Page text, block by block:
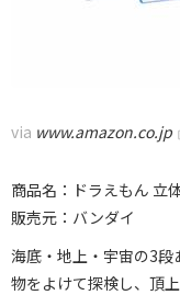
via www.amazon.co.jp
商品名：ドラえもん 立
販売元：バンダイ
海底・地上・宇宙の3
物をよけて探検し、頂